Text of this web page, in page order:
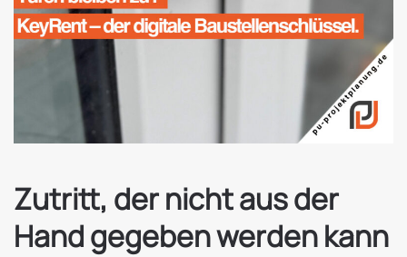
Zutritt, der nicht aus der
Hand gegeben werden kann